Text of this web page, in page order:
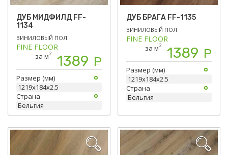
ДУБ МИДФИЛД FF-
1134
ВИНИЛОВЫЙ ПОЛ
FINE FLOOR
за м2 1389 Р
Размер (мм)
1219х184х2.5
Страна
Бельгия
ДУБ БРАГА FF-1135
ВИНИЛОВЫЙ ПОЛ
FINE FLOOR
за м2 1389 Р
Размер (мм)
1219х184х2.5
Страна
Бельгия